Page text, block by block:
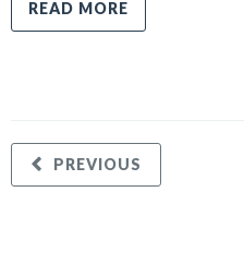
READ MORE
PREVIOUS